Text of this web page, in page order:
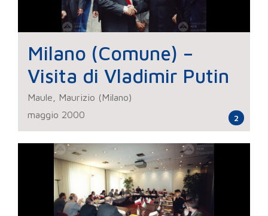
Milano (Comune) –
Visita di Vladimir Putin
Maule, Maurizio (Milano)
maggio 2000
2